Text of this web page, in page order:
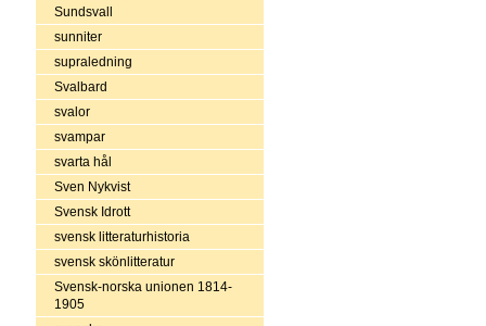
Sundsvall
sunniter
supraledning
Svalbard
svalor
svampar
svarta hål
Sven Nykvist
Svensk Idrott
svensk litteraturhistoria
svensk skönlitteratur
Svensk-norska unionen 1814-
1905